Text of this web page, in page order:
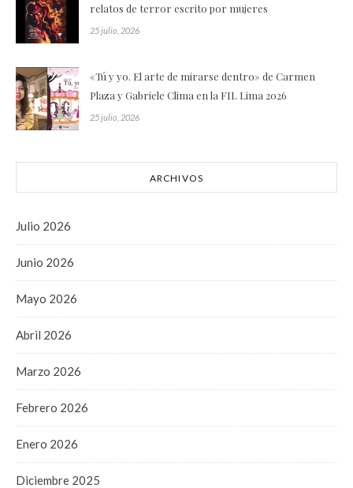
relatos de terror escrito por mujeres
25 julio, 2026
«Tú y yo. El arte de mirarse dentro» de Carmen
Plaza y Gabriele Clima en la FIL Lima 2026
25 julio, 2026
ARCHIVOS
Julio 2026
Junio 2026
Mayo 2026
Abril 2026
Marzo 2026
Febrero 2026
Enero 2026
Diciembre 2025